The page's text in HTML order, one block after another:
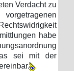
Verdacht zu
habe
sei mit der